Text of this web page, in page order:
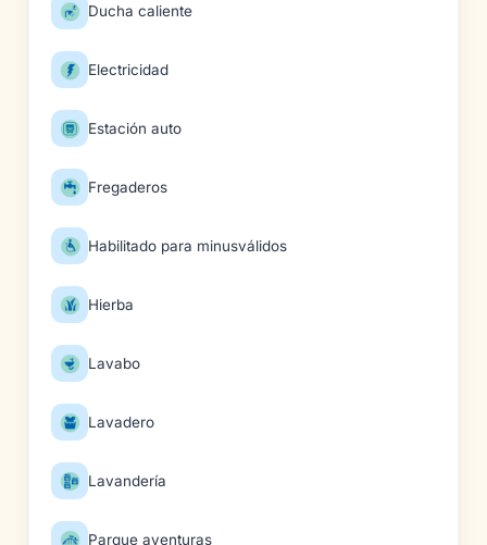
Ducha caliente
Electricidad
Estación auto
Fregaderos
Habilitado para minusválidos
Hierba
Lavabo
Lavadero
Lavandería
Parque aventuras